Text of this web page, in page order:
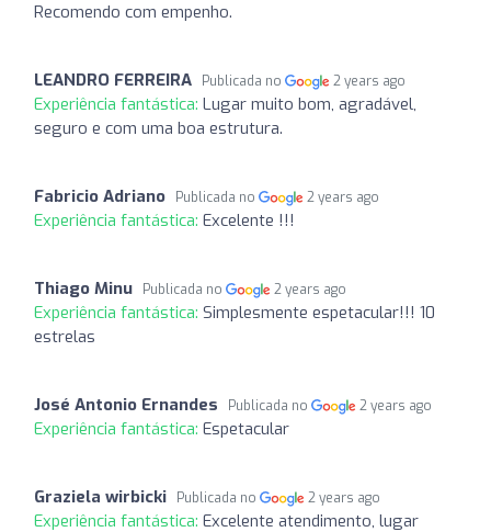
Recomendo com empenho.
LEANDRO FERREIRA Publicada no 2 years ago
Experiência fantástica: Lugar muito bom, agradável,
seguro e com uma boa estrutura.
Fabricio Adriano Publicada no 2 years ago
Experiência fantástica: Excelente !!!
Thiago Minu Publicada no 2 years ago
Experiência fantástica: Simplesmente espetacular!!! 10
estrelas
José Antonio Ernandes Publicada no 2 years ago
Experiência fantástica: Espetacular
Graziela wirbicki Publicada no 2 years ago
Experiência fantástica: Excelente atendimento, lugar